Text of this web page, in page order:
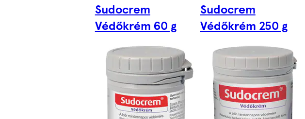
Sudocrem
Védőkrém 60 g
Sudocrem
Védőkrém 250 g